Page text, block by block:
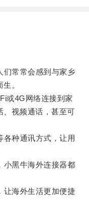
常常会感到与家乡
。
4G网络连接到家
、视频通话，甚至可
种通讯方式，让用
黑牛海外连接器都
海外生活更加便捷